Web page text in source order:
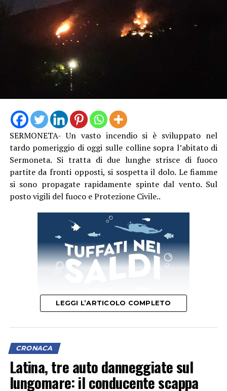
SERMONETA- Un vasto incendio si è sviluppato nel
tardo pomeriggio di oggi sulle colline sopra l’abitato di
Sermoneta. Si tratta di due lunghe strisce di fuoco
partite da fronti opposti, si sospetta il dolo. Le fiamme
si sono propagate rapidamente spinte dal vento. Sul
posto vigili del fuoco e Protezione Civile..
LEGGI L’ARTICOLO COMPLETO
CRONACA
Latina, tre auto danneggiate sul
lungomare: il conducente scappa